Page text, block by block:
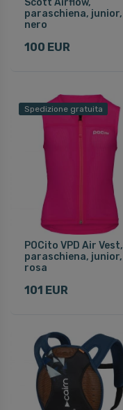
paraschiena, junior,
nero
100 EUR
Spedizione gratuita
POCito VPD Air Vest,
paraschiena, junior,
rosa
101 EUR